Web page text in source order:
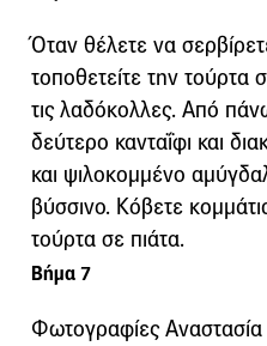
Όταν θέλετε να
τοποθετείτε την τούρτα
τις λαδόκολλες. Από
δεύτερο κανταΐφι και
και ψιλοκομμένο
βύσσινο. Κόβετε
τούρτα σε πιάτα.
Βήμα 7
Φωτογραφίες